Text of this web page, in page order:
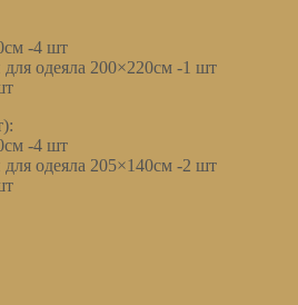
-4 шт
одеяла 200×220см -1 шт
-4 шт
одеяла 205×140см -2 шт